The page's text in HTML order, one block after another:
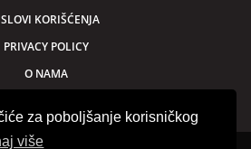
za poboljšanje korisničkog
više
KORIŠĆENJA
PRIVACY POLICY
O NAMA